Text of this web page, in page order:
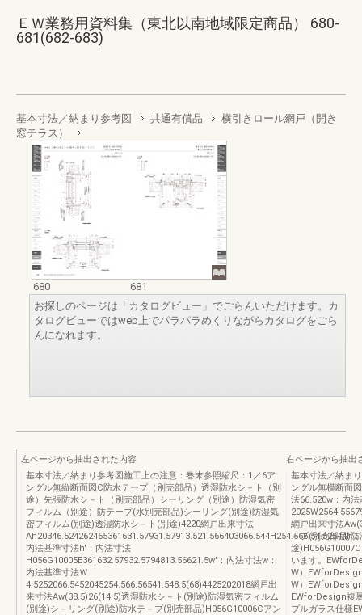
ＥＷ業務用資料集（東北以南地域限定商品） 680-
681(682-683)
基本寸法／納まり参考図 共通有償品
横引きロール網戸（開き
窓テラス）
680
681
お探しのページは「カタログビュー」でごらんいただけます。カ
タログビューではweb上でパラパラめくりながらカタログをごら
んになれます。
左ページから抽出された内容
基本寸法／納まり参考図施工上の注意：巻末参照縮尺：1／6ア
ングル無縦断面図C防水テープ（別売部品）透湿防水シ－ト（別
途）先張防水シ－ト（別売部品）シーリング（別途）防湿気密
フィルム（別途）防テープ(水別売部品)シーリング(別途)防湿気
密フィルム(別途)透湿防水シ－ト(別途)4220網戸出来寸法
Ah20346.524262465361631.57931.57913.521.566403066.544H254.566.54.52544h：
内法基準寸法h'：内法寸法
H056G10005E361632.57932.5794813.56621.5w'：内法寸法w：
内法基準寸法Ｗ
4.5252066.5452045254.566.56541.548.5(68)4425202018網戸出
来寸法Aw(38.5)26(14.5)透湿防水シ－ト(別途)防湿気密フィルム
(別途)シ－リング(別途)防水テ－プ(別売部品)H056G10006Cアン
右ページから抽出
基本寸法／納ま
ングル無横断面
法66.520w：内法
網戸出来寸法
－プ(別売部品)
途
います。
W）
W）
EWforDesign複
プルガラス仕様